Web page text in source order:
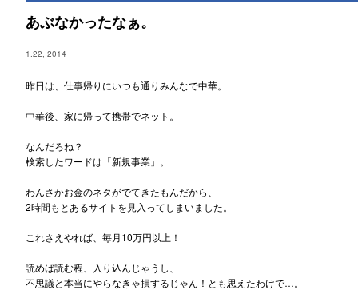
あぶなかったなぁ。
1.22, 2014
昨日は、仕事帰りにいつも通りみんなで中華。
中華後、家に帰って携帯でネット。
なんだろね？
検索したワードは「新規事業」。
わんさかお金のネタがでてきたもんだから、
2時間もとあるサイトを見入ってしまいました。
これさえやれば、毎月10万円以上！
読めば読む程、入り込んじゃうし、
不思議と本当にやらなきゃ損するじゃん！とも思えたわけで…。